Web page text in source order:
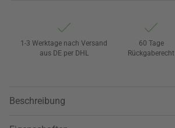
1-3 Werktage nach Versand
aus DE per DHL
60 Tage
Rückgaberecht
Beschreibung